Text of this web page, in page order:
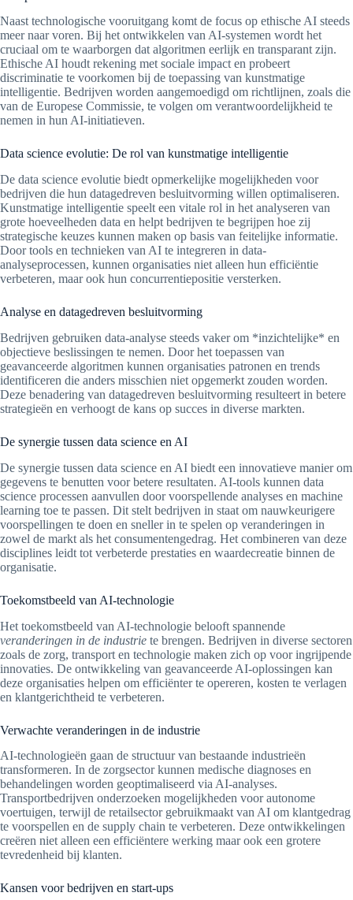
Naast technologische vooruitgang komt de focus op ethische AI steeds
meer naar voren. Bij het ontwikkelen van AI-systemen wordt het
cruciaal om te waarborgen dat algoritmen eerlijk en transparant zijn.
Ethische AI houdt rekening met sociale impact en probeert
discriminatie te voorkomen bij de toepassing van kunstmatige
intelligentie. Bedrijven worden aangemoedigd om richtlijnen, zoals die
van de Europese Commissie, te volgen om verantwoordelijkheid te
nemen in hun AI-initiatieven.
Data science evolutie: De rol van kunstmatige intelligentie
De data science evolutie biedt opmerkelijke mogelijkheden voor
bedrijven die hun datagedreven besluitvorming willen optimaliseren.
Kunstmatige intelligentie speelt een vitale rol in het analyseren van
grote hoeveelheden data en helpt bedrijven te begrijpen hoe zij
strategische keuzes kunnen maken op basis van feitelijke informatie.
Door tools en technieken van AI te integreren in data-
analyseprocessen, kunnen organisaties niet alleen hun efficiëntie
verbeteren, maar ook hun concurrentiepositie versterken.
Analyse en datagedreven besluitvorming
Bedrijven gebruiken data-analyse steeds vaker om *inzichtelijke* en
objectieve beslissingen te nemen. Door het toepassen van
geavanceerde algoritmen kunnen organisaties patronen en trends
identificeren die anders misschien niet opgemerkt zouden worden.
Deze benadering van datagedreven besluitvorming resulteert in betere
strategieën en verhoogt de kans op succes in diverse markten.
De synergie tussen data science en AI
De synergie tussen data science en AI biedt een innovatieve manier om
gegevens te benutten voor betere resultaten. AI-tools kunnen data
science processen aanvullen door voorspellende analyses en machine
learning toe te passen. Dit stelt bedrijven in staat om nauwkeurigere
voorspellingen te doen en sneller in te spelen op veranderingen in
zowel de markt als het consumentengedrag. Het combineren van deze
disciplines leidt tot verbeterde prestaties en waardecreatie binnen de
organisatie.
Toekomstbeeld van AI-technologie
Het toekomstbeeld van AI-technologie belooft spannende
veranderingen in de industrie te brengen. Bedrijven in diverse sectoren
zoals de zorg, transport en technologie maken zich op voor ingrijpende
innovaties. De ontwikkeling van geavanceerde AI-oplossingen kan
deze organisaties helpen om efficiënter te opereren, kosten te verlagen
en klantgerichtheid te verbeteren.
Verwachte veranderingen in de industrie
AI-technologieën gaan de structuur van bestaande industrieën
transformeren. In de zorgsector kunnen medische diagnoses en
behandelingen worden geoptimaliseerd via AI-analyses.
Transportbedrijven onderzoeken mogelijkheden voor autonome
voertuigen, terwijl de retailsector gebruikmaakt van AI om klantgedrag
te voorspellen en de supply chain te verbeteren. Deze ontwikkelingen
creëren niet alleen een efficiëntere werking maar ook een grotere
tevredenheid bij klanten.
Kansen voor bedrijven en start-ups